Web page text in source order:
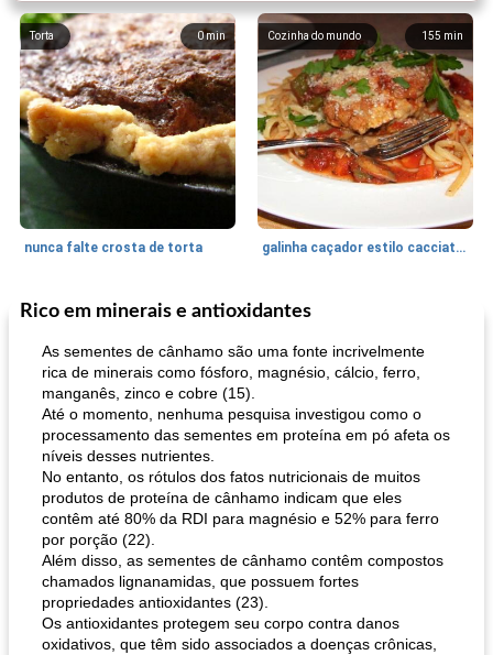
0min
Torta
nunca falte crosta de torta
155 min
Cozinha do mundo
galinha caçador estilo cacciatore
1470min
Feriados e Eventos
queijo festivo mergulho 'slaw'
Punch Beverage
perfurador de romã temperada
Rico em minerais e antioxidantes
As sementes de cânhamo são uma fonte incrivelmente
rica de minerais como fósforo, magnésio, cálcio, ferro,
manganês, zinco e cobre (15).
Até o momento, nenhuma pesquisa investigou como o
processamento das sementes em proteína em pó afeta os
níveis desses nutrientes.
No entanto, os rótulos dos fatos nutricionais de muitos
produtos de proteína de cânhamo indicam que eles
contêm até 80% da RDI para magnésio e 52% para ferro
por porção (22).
Além disso, as sementes de cânhamo contêm compostos
chamados lignanamidas, que possuem fortes
propriedades antioxidantes (23).
Os antioxidantes protegem seu corpo contra danos
oxidativos, que têm sido associados a doenças crônicas,